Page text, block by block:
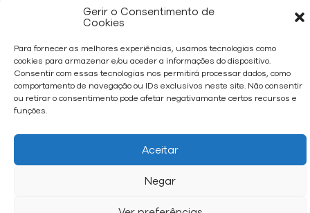
Gerir o Consentimento de
Cookies
Para fornecer as melhores experiências, usamos tecnologias como
cookies para armazenar e/ou aceder a informações do dispositivo.
Consentir com essas tecnologias nos permitirá processar dados, como
comportamento de navegação ou IDs exclusivos neste site. Não consentir
ou retirar o consentimento pode afetar negativamante certos recursos e
funções.
Aceitar
Negar